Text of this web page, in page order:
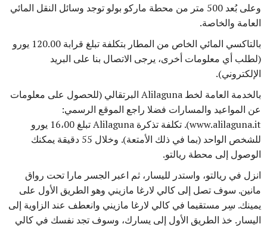
وعلى بُعد 500 متر من محطة ماركو بولو توجد وسائل النقل المائي
العامة والخاصة.
بالتاكسي المائي الخاص من المطار بتكلفة تبلغ قرابة 120.00 يورو
(لطلب أي معلومات أخرى، يرجى الاتصال بنا على البريد
الإلكتروني).
بالخدمة العامة لخط Alilaguna البرتقالي (للحصول على معلومات
عن المواعيد والمسارات فضلا راجع الموقع الرسمي:
www.alilaguna.it). تكلفة تذكرة Alilaguna تبلغ 16،00 يورو
للشخص الواحد (بما في ذلك الأمتعة). وخلال 55 دقيقة يمكنك
الوصول إلى محطة ريالتو.
انزل في ريالتو، واستدر لليسار، ثم اعبر الجسر مارا تحت رواق
مانين. سوف تصل إلى كالي لارغا مازيني وهو الطريق الأول على
يمينك. سِر مستقيما في كالي لارغا مازيني وانعطف عند الزاوية إلى
اليسار. خذ الطريق الأول إلى يسارك، وسوف تجد نفسك في كالي